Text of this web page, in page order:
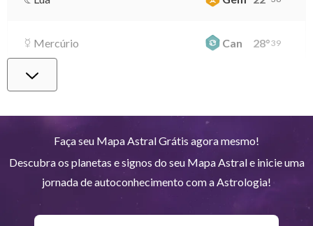
Mercúrio Can 28°39
Vênus
Saturno Ari 14°36
Faça seu Mapa Astral Grátis agora mesmo!
Descubra os planetas e signos do seu Mapa Astral e inicie uma
jornada de autoconhecimento com a Astrologia!